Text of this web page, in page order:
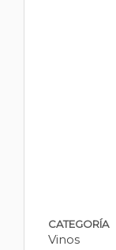
CATEGORÍA
Vinos